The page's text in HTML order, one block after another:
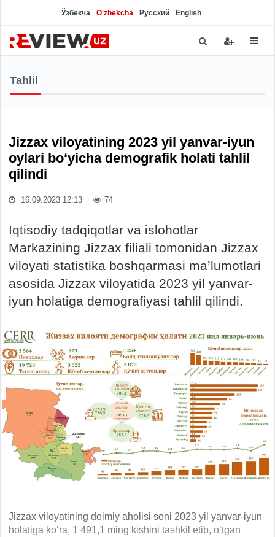
Ўзбекча O'zbekcha Русский English
Tahlil
Jizzax viloyatining 2023 yil yanvar-iyun
oylari bo‘yicha demografik holati tahlil
qilindi
16.09.2023 12:13 74
Iqtisodiy tadqiqotlar va islohotlar
Markazining Jizzax filiali tomonidan Jizzax
viloyati statistika boshqarmasi ma’lumotlari
asosida Jizzax viloyatida 2023 yil yanvar-
iyun holatiga demografiyasi tahlil qilindi.
Jizzax viloyatining doimiy aholisi soni 2023 yil yanvar-iyun
holatiga ko‘ra, 1 491,1 ming kishini tashkil etib, o‘tgan